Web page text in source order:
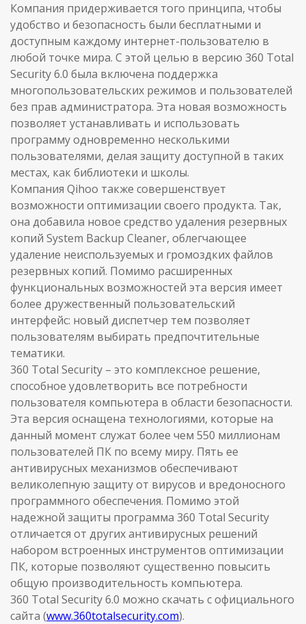
Компания придерживается того принципа, чтобы
удобство и безопасность были бесплатными и
доступным каждому интернет-пользователю в
любой точке мира. С этой целью в версию 360 Total
Security 6.0 была включена поддержка
многопользовательских режимов и пользователей
без прав администратора. Эта новая возможность
позволяет устанавливать и использовать
программу одновременно несколькими
пользователями, делая защиту доступной в таких
местах, как библиотеки и школы.
Компания Qihoo также совершенствует
возможности оптимизации своего продукта. Так,
она добавила новое средство удаления резервных
копий System Backup Cleaner, облегчающее
удаление неиспользуемых и громоздких файлов
резервных копий. Помимо расширенных
функциональных возможностей эта версия имеет
более дружественный пользовательский
интерфейс: новый диспетчер тем позволяет
пользователям выбирать предпочтительные
тематики.
360 Total Security – это комплексное решение,
способное удовлетворить все потребности
пользователя компьютера в области безопасности.
Эта версия оснащена технологиями, которые на
данный момент служат более чем 550 миллионам
пользователей ПК по всему миру. Пять ее
антивирусных механизмов обеспечивают
великолепную защиту от вирусов и вредоносного
программного обеспечения. Помимо этой
надежной защиты программа 360 Total Security
отличается от других антивирусных решений
набором встроенных инструментов оптимизации
ПК, которые позволяют существенно повысить
общую производительность компьютера.
360 Total Security 6.0 можно скачать с официального
сайта (www.360totalsecurity.com).